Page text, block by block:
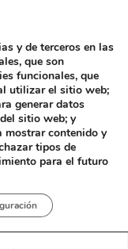
y de terceros en las
que son
funcionales, que
utilizar el sitio web;
generar datos
sitio web; y
mostrar contenido y
tipos de
para el futuro